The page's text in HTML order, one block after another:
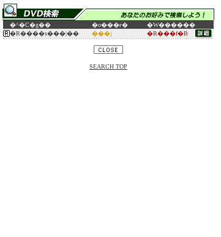
�^�C�g�� �o���ғ�
�W������
�R����s���|��
���j �R���f�B
SEARCH TOP